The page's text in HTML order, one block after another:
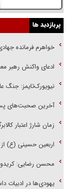
پربازدید ها
خواهرم فرمانده
ادعای واکنش رهبر
نیویورک‌تایمز: جنگ
آخرین صحبت‌های
زمان شارژ اعتبار
اربعین حسینی (ع)
محسن رضایی:
یهودی‌ها در ادبیات